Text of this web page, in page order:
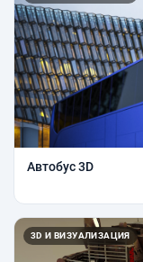
Автобус 3D
3D И ВИЗУАЛИЗАЦИЯ